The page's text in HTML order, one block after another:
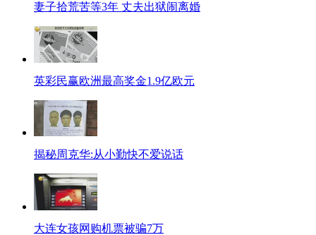
妻子拾荒苦等3年 丈夫出狱闹离婚
英彩民赢欧洲最高奖金1.9亿欧元
揭秘周克华:从小勤快不爱说话
大连女孩网购机票被骗7万